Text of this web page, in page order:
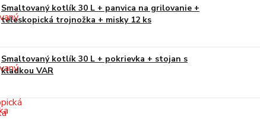
Smaltovaný kotlík 30 L + panvica na grilovanie +
teleskopická trojnožka + misky 12 ks
Smaltovaný kotlík 30 L + pokrievka + stojan s
kladkou VAR